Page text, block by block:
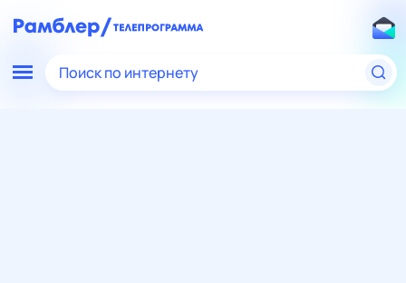
Поиск по интернету